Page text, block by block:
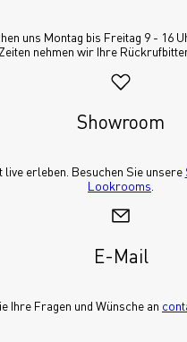
uns Montag bis Freitag 9 - 16
Zeiten nehmen wir Ihre
Showroom
live erleben. Besuchen Sie unsere
Lookrooms
E-Mail
Ihre Fragen und Wünsche an